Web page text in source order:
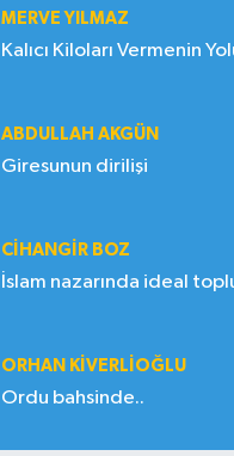
MERVE YILMAZ
Kalıcı Kiloları Vermenin
ABDULLAH AKGÜN
Giresunun dirilişi
CIHANGIR BOZ
İslam nazarında ideal
ORHAN KIVERLIOĞLU
Ordu bahsinde..